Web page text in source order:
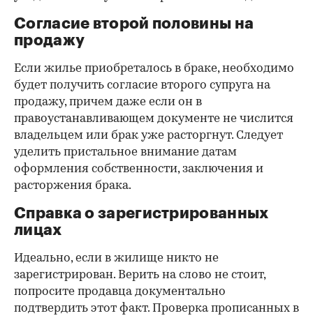
Согласие второй половины на
продажу
Если жилье приобреталось в браке, необходимо
будет получить согласие второго супруга на
продажу, причем даже если он в
правоустанавливающем документе не числится
владельцем или брак уже расторгнут. Следует
уделить пристальное внимание датам
оформления собственности, заключения и
расторжения брака.
Справка о зарегистрированных
лицах
Идеально, если в жилище никто не
зарегистрирован. Верить на слово не стоит,
попросите продавца документально
подтвердить этот факт. Проверка прописанных в